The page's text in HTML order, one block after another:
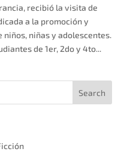
recibió la visita de
a la promoción y
niños, niñas y adolescentes.
de 1er, 2do y 4to...